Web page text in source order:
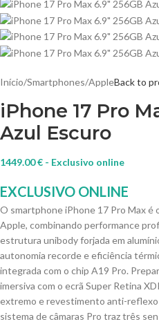
Início/Smartphones/AppleBack to
iPhone 17 Pro
Azul Escuro
1449.00€
O smartphone iPhone 17 Pro Max é
Apple, combinando performance
estrutura unibody forjada em
autonomia recorde e eficiência
integrada com o chip A19 Pro.
imersiva com o ecrã Super Retina
extremo e revestimento anti-
sistema de câmaras Pro traz três